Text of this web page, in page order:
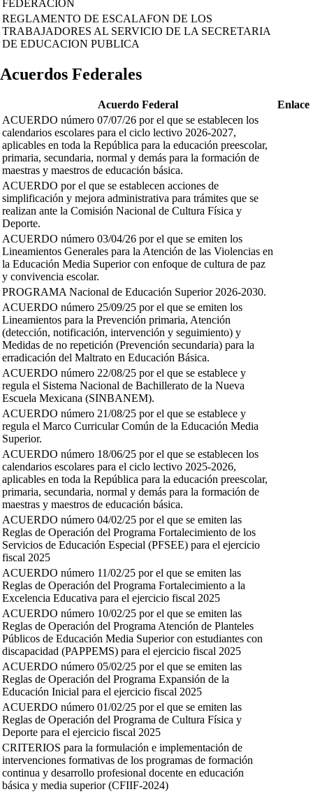
FEDERACION
REGLAMENTO DE ESCALAFON DE LOS
TRABAJADORES AL SERVICIO DE LA SECRETARIA
DE EDUCACION PUBLICA
Acuerdos Federales
Acuerdo Federal
Enlace
ACUERDO número 07/07/26 por el que se establecen los
calendarios escolares para el ciclo lectivo 2026-2027,
aplicables en toda la República para la educación preescolar,
primaria, secundaria, normal y demás para la formación de
maestras y maestros de educación básica.
ACUERDO por el que se establecen acciones de
simplificación y mejora administrativa para trámites que se
realizan ante la Comisión Nacional de Cultura Física y
Deporte.
ACUERDO número 03/04/26 por el que se emiten los
Lineamientos Generales para la Atención de las Violencias en
la Educación Media Superior con enfoque de cultura de paz
y convivencia escolar.
PROGRAMA Nacional de Educación Superior 2026-2030.
ACUERDO número 25/09/25 por el que se emiten los
Lineamientos para la Prevención primaria, Atención
(detección, notificación, intervención y seguimiento) y
Medidas de no repetición (Prevención secundaria) para la
erradicación del Maltrato en Educación Básica.
ACUERDO número 22/08/25 por el que se establece y
regula el Sistema Nacional de Bachillerato de la Nueva
Escuela Mexicana (SINBANEM).
ACUERDO número 21/08/25 por el que se establece y
regula el Marco Curricular Común de la Educación Media
Superior.
ACUERDO número 18/06/25 por el que se establecen los
calendarios escolares para el ciclo lectivo 2025-2026,
aplicables en toda la República para la educación preescolar,
primaria, secundaria, normal y demás para la formación de
maestras y maestros de educación básica.
ACUERDO número 04/02/25 por el que se emiten las
Reglas de Operación del Programa Fortalecimiento de los
Servicios de Educación Especial (PFSEE) para el ejercicio
fiscal 2025
ACUERDO número 11/02/25 por el que se emiten las
Reglas de Operación del Programa Fortalecimiento a la
Excelencia Educativa para el ejercicio fiscal 2025
ACUERDO número 10/02/25 por el que se emiten las
Reglas de Operación del Programa Atención de Planteles
Públicos de Educación Media Superior con estudiantes con
discapacidad (PAPPEMS) para el ejercicio fiscal 2025
ACUERDO número 05/02/25 por el que se emiten las
Reglas de Operación del Programa Expansión de la
Educación Inicial para el ejercicio fiscal 2025
ACUERDO número 01/02/25 por el que se emiten las
Reglas de Operación del Programa de Cultura Física y
Deporte para el ejercicio fiscal 2025
CRITERIOS para la formulación e implementación de
intervenciones formativas de los programas de formación
continua y desarrollo profesional docente en educación
básica y media superior (CFIIF-2024)